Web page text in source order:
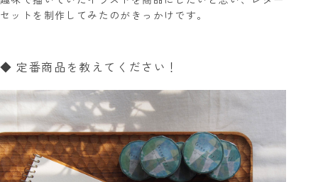
セットを制作してみたのがきっかけです。
◆ 定番商品を教えてください！